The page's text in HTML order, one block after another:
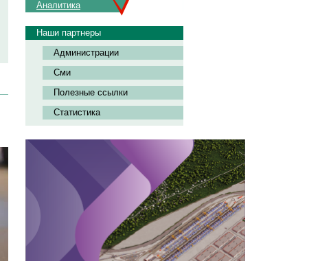
Аналитика
Наши партнеры
Администрации
Сми
Полезные ссылки
Статистика